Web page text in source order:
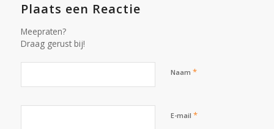
Plaats een Reactie
Meepraten?
Draag gerust bij!
Naam *
E-mail *